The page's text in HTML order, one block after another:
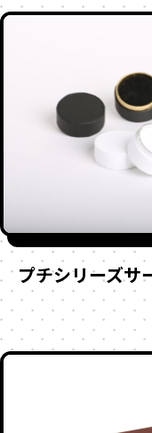
プチシリーズサ